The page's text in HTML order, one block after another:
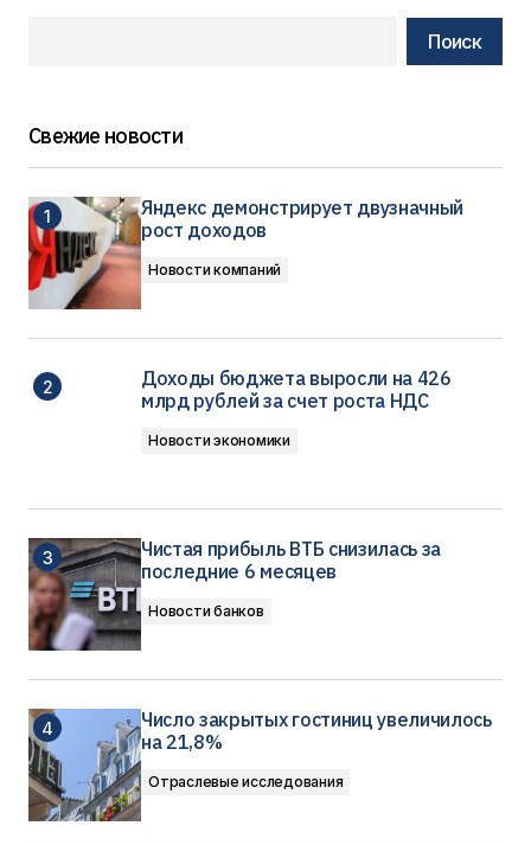
Поиск
Свежие новости
Яндекс демонстрирует двузначный
рост доходов
Новости компаний
Доходы бюджета выросли на 426
млрд рублей за счет роста НДС
Новости экономики
Чистая прибыль ВТБ снизилась за
последние 6 месяцев
Новости банков
Число закрытых гостиниц увеличилось
на 21,8%
Отраслевые исследования